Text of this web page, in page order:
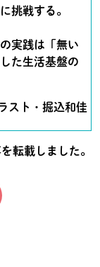
挑戦する。
実践は「無い
た生活基盤の
スト・掘込和佳
転載しました。